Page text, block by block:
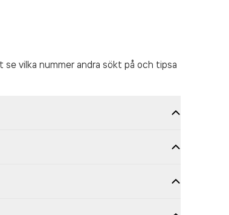
vilka nummer andra sökt på och tipsa